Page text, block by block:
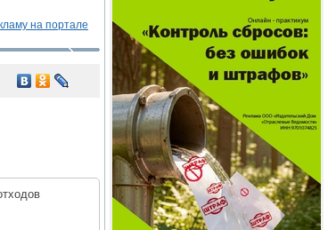
на портале